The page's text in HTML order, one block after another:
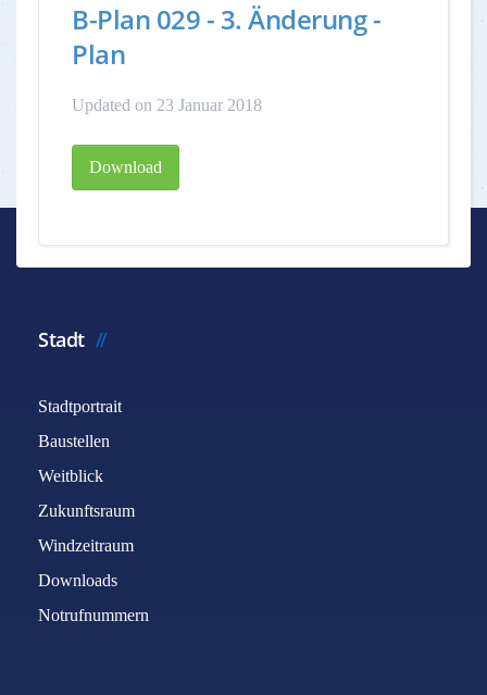
B-Plan 029 - 3. Änderung -
Plan
Updated on 23 Januar 2018
Download
Stadt
Stadtportrait
Baustellen
Weitblick
Zukunftsraum
Windzeitraum
Downloads
Notrufnummern